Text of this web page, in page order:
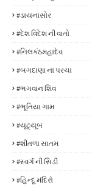
#ડાયનાસોર
#દેશ વિદેશ ની વાતો
#નિલકંઠમહાદેવ
#બગદાણા ના પરચા
#ભગવાન શિવ
#ભૂતિયા ગામ
#યૂટ્યૂબ
#શીતળા સાતમ
#સ્વર્ગ ની સિડી
#હિન્દૂ મંદિરો